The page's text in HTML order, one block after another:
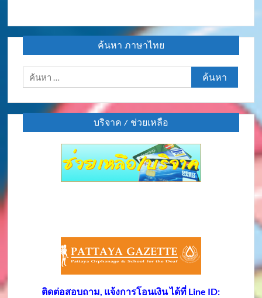
ค้นหา ภาษาไทย
ค้นหา
สำหรับ:
บริจาค / ช่วยเหลือ
ติดต่อสอบถาม, แจ้งการโอนเงิน ได้ที่ Line ID: